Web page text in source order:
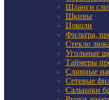
Шланги
Шкивы
Цоколи
Фильтра,
Стекло
Угольные
Таймеры
Сливные
Сетевые
Сальники